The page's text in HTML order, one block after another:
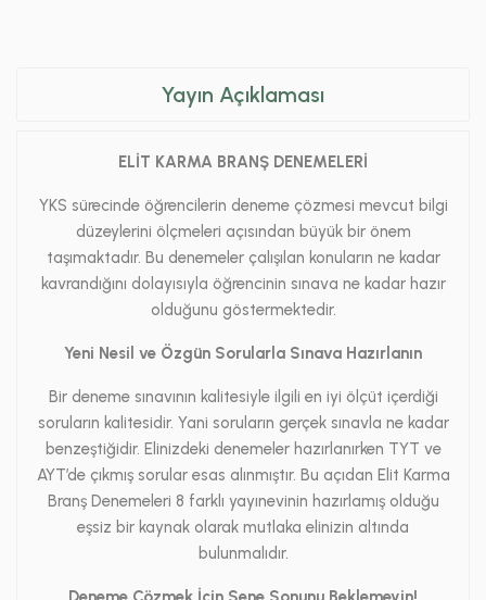
Yayın Açıklaması
ELİT KARMA BRANŞ DENEMELERİ
YKS sürecinde öğrencilerin deneme çözmesi mevcut bilgi
düzeylerini ölçmeleri açısından büyük bir önem
taşımaktadır. Bu denemeler çalışılan konuların ne kadar
kavrandığını dolayısıyla öğrencinin sınava ne kadar hazır
olduğunu göstermektedir.
Yeni Nesil ve Özgün Sorularla Sınava Hazırlanın
Bir deneme sınavının kalitesiyle ilgili en iyi ölçüt içerdiği
soruların kalitesidir. Yani soruların gerçek sınavla ne kadar
benzeştiğidir. Elinizdeki denemeler hazırlanırken TYT ve
AYT’de çıkmış sorular esas alınmıştır. Bu açıdan Elit Karma
Branş Denemeleri 8 farklı yayınevinin hazırlamış olduğu
eşsiz bir kaynak olarak mutlaka elinizin altında
bulunmalıdır.